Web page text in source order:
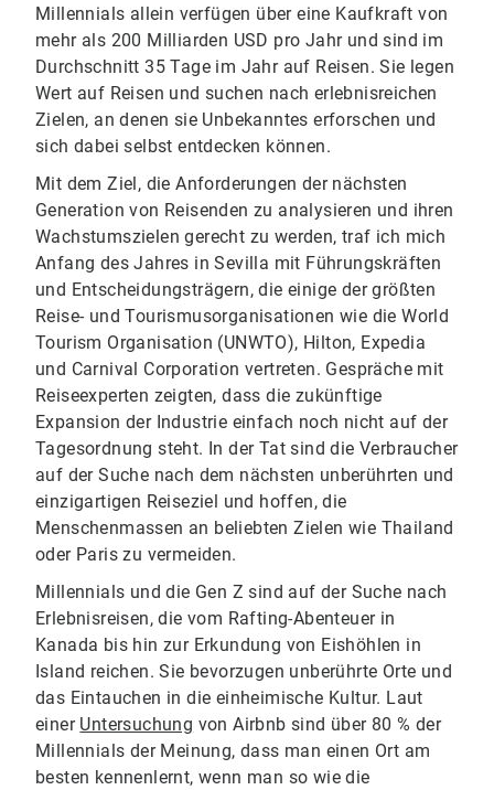
Millennials allein verfügen über eine Kaufkraft von
mehr als 200 Milliarden USD pro Jahr und sind im
Durchschnitt 35 Tage im Jahr auf Reisen. Sie legen
Wert auf Reisen und suchen nach erlebnisreichen
Zielen, an denen sie Unbekanntes erforschen und
sich dabei selbst entdecken können.
Mit dem Ziel, die Anforderungen der nächsten
Generation von Reisenden zu analysieren und ihren
Wachstumszielen gerecht zu werden, traf ich mich
Anfang des Jahres in Sevilla mit Führungskräften
und Entscheidungsträgern, die einige der größten
Reise- und Tourismusorganisationen wie die World
Tourism Organisation (UNWTO), Hilton, Expedia
und Carnival Corporation vertreten. Gespräche mit
Reiseexperten zeigten, dass die zukünftige
Expansion der Industrie einfach noch nicht auf der
Tagesordnung steht. In der Tat sind die Verbraucher
auf der Suche nach dem nächsten unberührten und
einzigartigen Reiseziel und hoffen, die
Menschenmassen an beliebten Zielen wie Thailand
oder Paris zu vermeiden.
Millennials und die Gen Z sind auf der Suche nach
Erlebnisreisen, die vom Rafting-Abenteuer in
Kanada bis hin zur Erkundung von Eishöhlen in
Island reichen. Sie bevorzugen unberührte Orte und
das Eintauchen in die einheimische Kultur. Laut
einer Untersuchung von Airbnb sind über 80 % der
Millennials der Meinung, dass man einen Ort am
besten kennenlernt, wenn man so wie die